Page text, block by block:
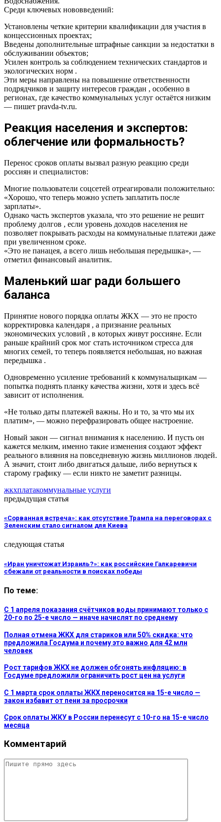
Среди ключевых нововведений:
Установлены четкие критерии квалификации для участия в
концессионных проектах;
Введены дополнительные штрафные санкции за недостатки в
обслуживании объектов;
Усилен контроль за соблюдением технических стандартов и
экологических норм .
Эти меры направлены на повышение ответственности
подрядчиков и защиту интересов граждан , особенно в
регионах, где качество коммунальных услуг остаётся низким
— пишет pravda-tv.ru.
Реакция населения и экспертов:
облегчение или формальность?
Перенос сроков оплаты вызвал разную реакцию среди
россиян и специалистов:
Многие пользователи соцсетей отреагировали положительно:
«Хорошо, что теперь можно успеть заплатить после
зарплаты».
Однако часть экспертов указала, что это решение не решит
проблему долгов , если уровень доходов населения не
позволяет покрывать расходы на коммунальные платежи даже
при увеличенном сроке.
«Это не панацея, а всего лишь небольшая передышка», —
отметил финансовый аналитик.
Маленький шаг ради большего
баланса
Принятие нового порядка оплаты ЖКХ — это не просто
корректировка календаря , а признание реальных
экономических условий , в которых живут россияне. Если
раньше крайний срок мог стать источником стресса для
многих семей, то теперь появляется небольшая, но важная
передышка .
Одновременно усиление требований к коммунальщикам —
попытка поднять планку качества жизни, хотя и здесь всё
зависит от исполнения.
«Не только даты платежей важны. Но и то, за что мы их
платим», — можно перефразировать общее настроение.
Новый закон — сигнал внимания к населению. И пусть он
кажется мелким, именно такие изменения создают эффект
реального влияния на повседневную жизнь миллионов людей.
А значит, стоит либо двигаться дальше, либо вернуться к
старому графику — если никто не заметит разницы.
жкхплатакоммунальные услуги
предыдущая статья
«Сорванная встреча»: как отсутствие Трампа на переговорах с
Зеленским стало сигналом для Киева
следующая статья
«Иран уничтожат Израиль?»: как российские Галкаревичи
сбежали от реальности в поисках победы
По теме:
С 1 апреля показания счётчиков воды принимают только с
20-го по 25-е число — иначе начислят по среднему
Полная отмена ЖКХ для стариков или 50% скидка: что
предложила Госдума и почему это важно для 42 млн
человек
Рост тарифов ЖКХ не должен обгонять инфляцию: в
Госдуме предложили ограничить рост цен на услуги
С 1 марта срок оплаты ЖКХ переносится на 15-е число —
закон избавит от пени за просрочки
Срок оплаты ЖКУ в России перенесут с 10-го на 15-е число
месяца
Комментарий